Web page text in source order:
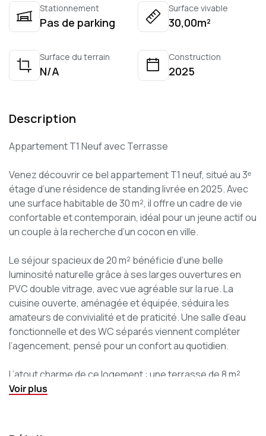
Stationnement
Pas de parking
Surface vivable
30,00m²
Surface du terrain
N/A
Construction
2025
Description
Appartement T1 Neuf avec Terrasse
Venez découvrir ce bel appartement T1 neuf, situé au 3ᵉ
étage d’une résidence de standing livrée en 2025. Avec
une surface habitable de 30 m², il offre un cadre de vie
confortable et contemporain, idéal pour un jeune actif ou
un couple à la recherche d’un cocon en ville.
Le séjour spacieux de 20 m² bénéficie d’une belle
luminosité naturelle grâce à ses larges ouvertures en
PVC double vitrage, avec vue agréable sur la rue. La
cuisine ouverte, aménagée et équipée, séduira les
amateurs de convivialité et de praticité. Une salle d’eau
fonctionnelle et des WC séparés viennent compléter
l’agencement, pensé pour un confort au quotidien.
L’atout charme de ce logement : une terrasse de 8 m²,
parfaite pour profiter des beaux jours en toute
Voir plus